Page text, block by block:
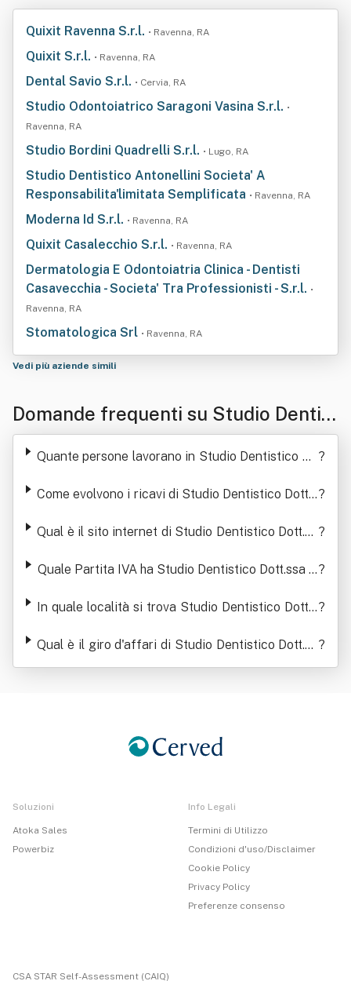
Quixit Ravenna S.r.l. • Ravenna, RA
Quixit S.r.l. • Ravenna, RA
Dental Savio S.r.l. • Cervia, RA
Studio Odontoiatrico Saragoni Vasina S.r.l. •
Ravenna, RA
Studio Bordini Quadrelli S.r.l. • Lugo, RA
Studio Dentistico Antonellini Societa' A
Responsabilita'limitata Semplificata • Ravenna, RA
Moderna Id S.r.l. • Ravenna, RA
Quixit Casalecchio S.r.l. • Ravenna, RA
Dermatologia E Odontoiatria Clinica - Dentisti
Casavecchia - Societa' Tra Professionisti - S.r.l. •
Ravenna, RA
Stomatologica Srl • Ravenna, RA
Vedi più aziende simili
Domande frequenti su Studio Dentist
ico Dott.ssa Gioia Pironi Srl
Quante persone lavorano in Studio Dentistico Do ?
Come evolvono i ricavi di Studio Dentistico Dott.s?
Qual è il sito internet di Studio Dentistico Dott.ss ?
Quale Partita IVA ha Studio Dentistico Dott.ssa G?
In quale località si trova Studio Dentistico Dott.s?
Qual è il giro d'affari di Studio Dentistico Dott.ss
a Gioia Pironi Srl
?
Soluzioni
Atoka Sales
Powerbiz
Info Legali
Termini di Utilizzo
Condizioni d'uso/Disclaimer
Cookie Policy
Privacy Policy
Preferenze consenso
CSA STAR Self-Assessment (CAIQ)